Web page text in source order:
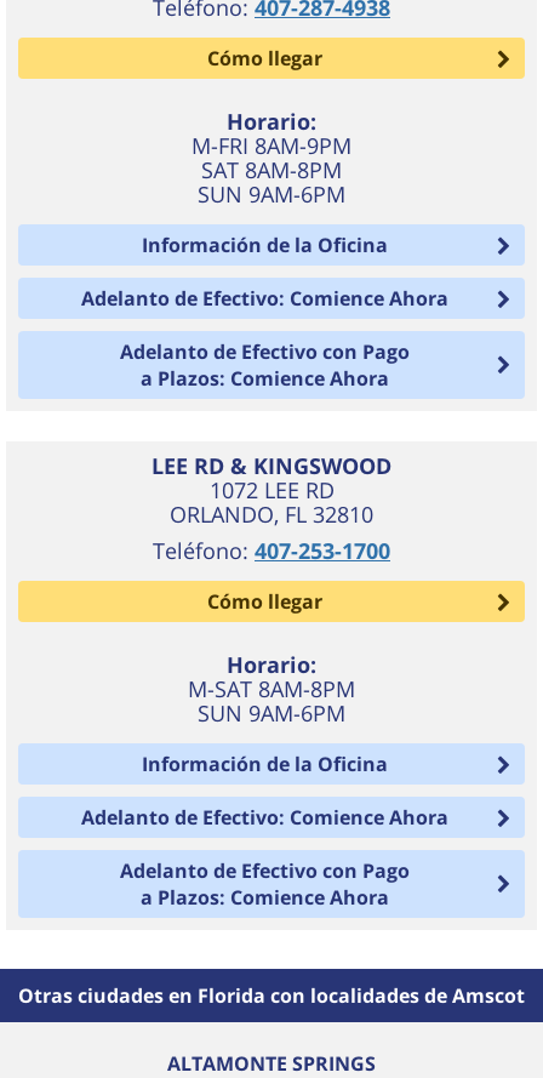
Teléfono: 407-287-4938
Cómo llegar
Horario:
M-FRI 8AM-9PM
SAT 8AM-8PM
SUN 9AM-6PM
Información de la Oficina
Adelanto de Efectivo: Comience Ahora
Adelanto de Efectivo con Pago
a Plazos: Comience Ahora
LEE RD & KINGSWOOD
1072 LEE RD
ORLANDO, FL 32810
Teléfono: 407-253-1700
Cómo llegar
Horario:
M-SAT 8AM-8PM
SUN 9AM-6PM
Información de la Oficina
Adelanto de Efectivo: Comience Ahora
Adelanto de Efectivo con Pago
a Plazos: Comience Ahora
Otras ciudades en Florida con localidades de Amscot
ALTAMONTE SPRINGS